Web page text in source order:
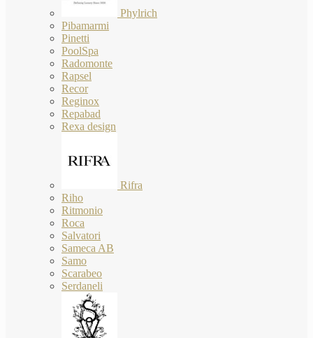
Phylrich
Pibamarmi
Pinetti
PoolSpa
Radomonte
Rapsel
Recor
Reginox
Repabad
Rexa design
Rifra
Riho
Ritmonio
Roca
Salvatori
Sameca AB
Samo
Scarabeo
Serdaneli